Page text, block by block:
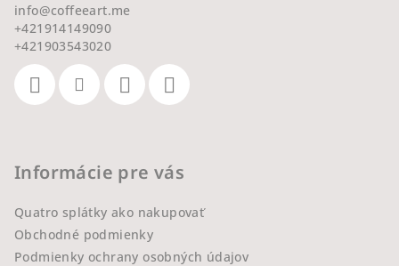
info@coffeeart.me
+421914149090
+421903543020
Informácie pre vás
Quatro splátky ako nakupovať
Obchodné podmienky
Podmienky ochrany osobných údajov